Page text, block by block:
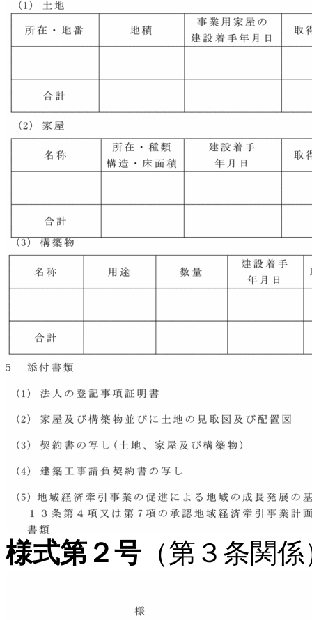
様式第２号（第３条関係